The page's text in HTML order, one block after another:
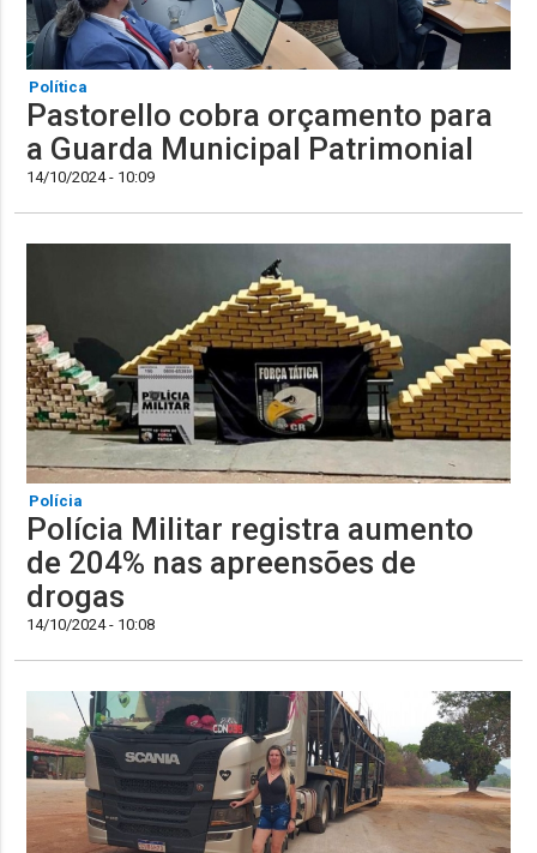
Política
Pastorello cobra orçamento para
a Guarda Municipal Patrimonial
14/10/2024 - 10:09
Polícia
Polícia Militar registra aumento
de 204% nas apreensões de
drogas
14/10/2024 - 10:08